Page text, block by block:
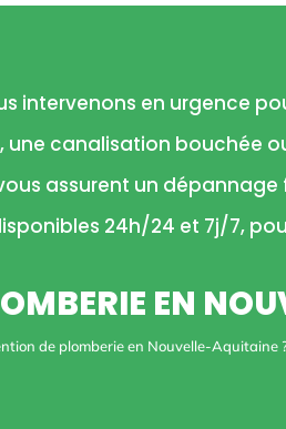
intervenons en urgence
une canalisation bouchée
assurent un
24h/24 et 7j/7,
EN
de plomberie en Nouvelle-